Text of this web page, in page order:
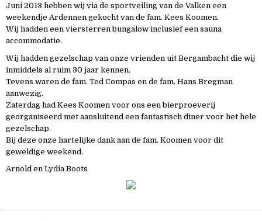
Juni 2013 hebben wij via de sportveiling van de Valken een
weekendje Ardennen gekocht van de fam. Kees Koomen.
Wij hadden een viersterren bungalow inclusief een sauna
accommodatie.
Wij hadden gezelschap van onze vrienden uit Bergambacht die wij
inmiddels al ruim 30 jaar kennen.
Tevens waren de fam. Ted Compas en de fam. Hans Bregman
aanwezig.
Zaterdag had Kees Koomen voor ons een bierproeverij
georganiseerd met aansluitend een fantastisch diner voor het hele
gezelschap.
Bij deze onze hartelijke dank aan de fam. Koomen voor dit
geweldige weekend.
Arnold en Lydia Boots